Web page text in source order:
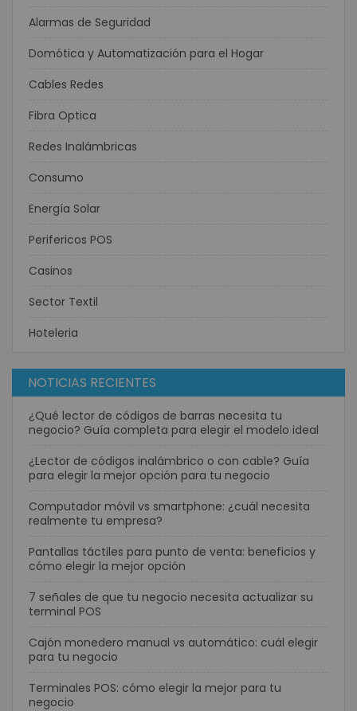
Alarmas de Seguridad
Domótica y Automatización para el Hogar
Cables Redes
Fibra Optica
Redes Inalámbricas
Consumo
Energía Solar
Perifericos POS
Casinos
Sector Textil
Hoteleria
NOTICIAS RECIENTES
¿Qué lector de códigos de barras necesita tu
negocio? Guía completa para elegir el modelo ideal
¿Lector de códigos inalámbrico o con cable? Guía
para elegir la mejor opción para tu negocio
Computador móvil vs smartphone: ¿cuál necesita
realmente tu empresa?
Pantallas táctiles para punto de venta: beneficios y
cómo elegir la mejor opción
7 señales de que tu negocio necesita actualizar su
terminal POS
Cajón monedero manual vs automático: cuál elegir
para tu negocio
Terminales POS: cómo elegir la mejor para tu
negocio